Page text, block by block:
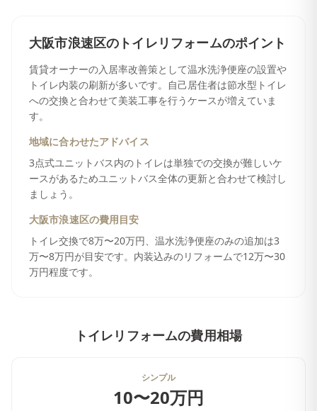
大阪市浪速区の トイレリフォームのポイント
賃貸オーナーの入居率改善策として温水洗浄便座の設置や
トイレ内装の刷新が多いです。自己居住者は節水型トイレ
への交換と合わせて美装工事を行うケースが増えていま
す。
地域に合わせたアドバイス
3点式ユニットバス内のトイレは単独での交換が難しいケ
ースがあるためユニットバス全体の更新と合わせて検討し
ましょう。
大阪市浪速区の費用目安
トイレ交換で8万〜20万円、温水洗浄便座のみの追加は3
万〜8万円が目安です。内装込みのリフォームで12万〜30
万円程度です。
トイレリフォームの費用相場
シンプル
10〜20万円